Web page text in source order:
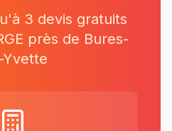
3 devis gratuits
près de Bures-
Yvette